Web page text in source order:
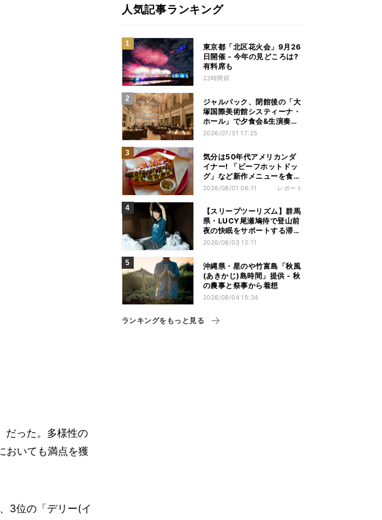
だった。多様性の
おいても満点を獲
3位の「デリー(イ
人気記事ランキング
東京都「北区花火会」9月26
日開催 - 今年の見どころは?
有料席も
23時間前
ジャルパック、閉館後の「大
塚国際美術館システィーナ・
ホール」で夕食会&生演奏を
楽しむツアーを販売 – 徳島を
2026/07/31 17:25
気分は50年代アメリカンダ
イナー! 「ビーフホットドッ
グ」など新作メニューを食べ
てきた【1955 東京ベイ by
2026/08/01 06:11 レポート
【スリープツーリズム】群馬
県・LUCY尾瀬鳩待で登山前
夜の快眠をサポートする滞在
プラン提供 - 「ヒツジのいら
2026/08/03 12:11
沖縄県・星のや竹富島「秋風
(あきかじ)島時間」提供 - 秋
の農事と祭事から着想
2026/08/04 15:34
ランキングをもっと見る